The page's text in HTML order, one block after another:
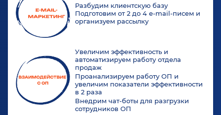
Разбудим клиентскую базу
Подготовим от 2 до 4 e-mail-писем и
организуем рассылку
Увеличим эффективность и
автоматизируем работу отдела
продаж
Проанализируем работу ОП и
увеличим показатели эффективности
в 2 раза
Внедрим чат-боты для разгрузки
сотрудников ОП